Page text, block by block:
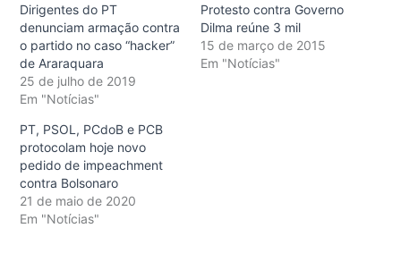
Dirigentes do PT
denunciam armação contra
o partido no caso “hacker”
de Araraquara
25 de julho de 2019
Em "Notícias"
Protesto contra Governo
Dilma reúne 3 mil
15 de março de 2015
Em "Notícias"
PT, PSOL, PCdoB e PCB
protocolam hoje novo
pedido de impeachment
contra Bolsonaro
21 de maio de 2020
Em "Notícias"